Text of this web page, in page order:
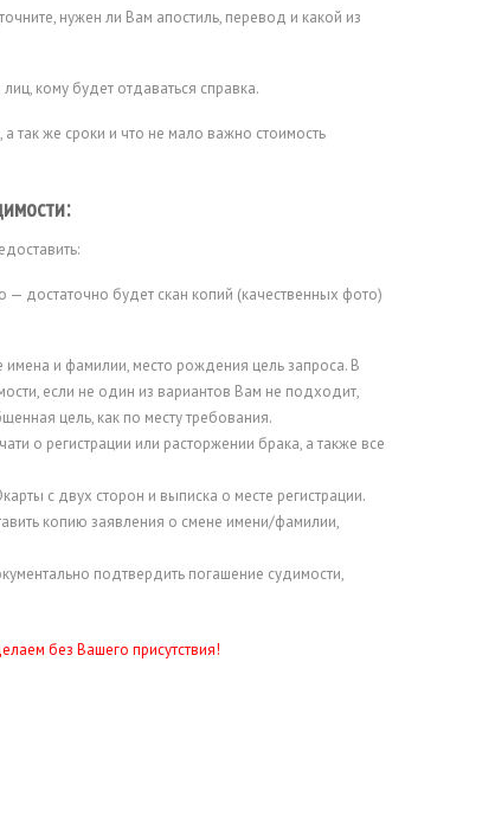
нужен ли Вам апостиль, перевод и какой из
кому будет отдаваться справка.
так же сроки и что не мало важно стоимость
достаточно будет скан копий (качественных фото)
и фамилии, место рождения цель запроса. В
если не один из вариантов Вам не подходит,
цель, как по месту требования.
о регистрации или расторжении брака, а также все
с двух сторон и выписка о месте регистрации.
копию заявления о смене имени/фамилии,
подтвердить погашение судимости,
без Вашего присутствия!